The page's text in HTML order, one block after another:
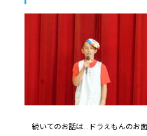
続いてのお話は…ドラえもんのお